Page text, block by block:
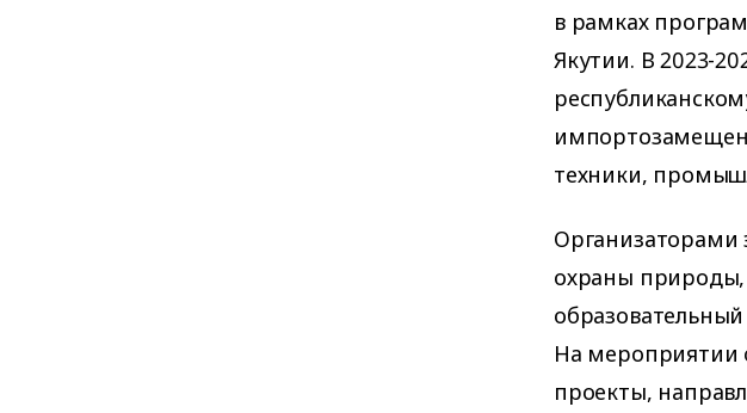
в рамках
Якутии. В 2023-
техники,
Организаторами
охраны природы,
На мероприятии
проекты,